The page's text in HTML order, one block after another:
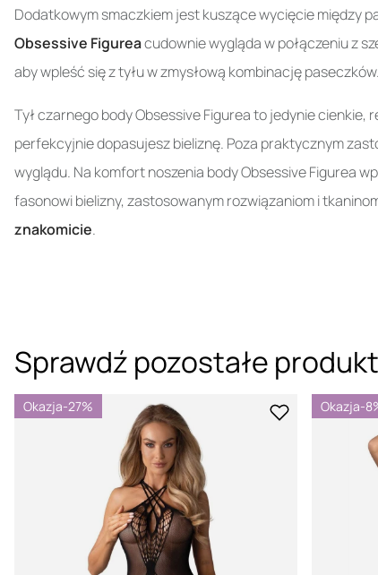
Dodatkowym smaczkiem jest kuszące wycięcie między
Obsessive Figureacudownie wygląda w połączeniu z
aby wpleść się z tyłu w zmysłową kombinację paseczków.
Tył czarnego body Obsessive Figurea to jedynie
perfekcyjnie dopasujesz bieliznę. Poza praktycznym
wyglądu. Na komfort noszenia body Obsessive Figurea
fasonowi bielizny, zastosowanym rozwiązaniom i
znakomicie.
Sprawdź pozostałe
Okazja-27% Okazja-